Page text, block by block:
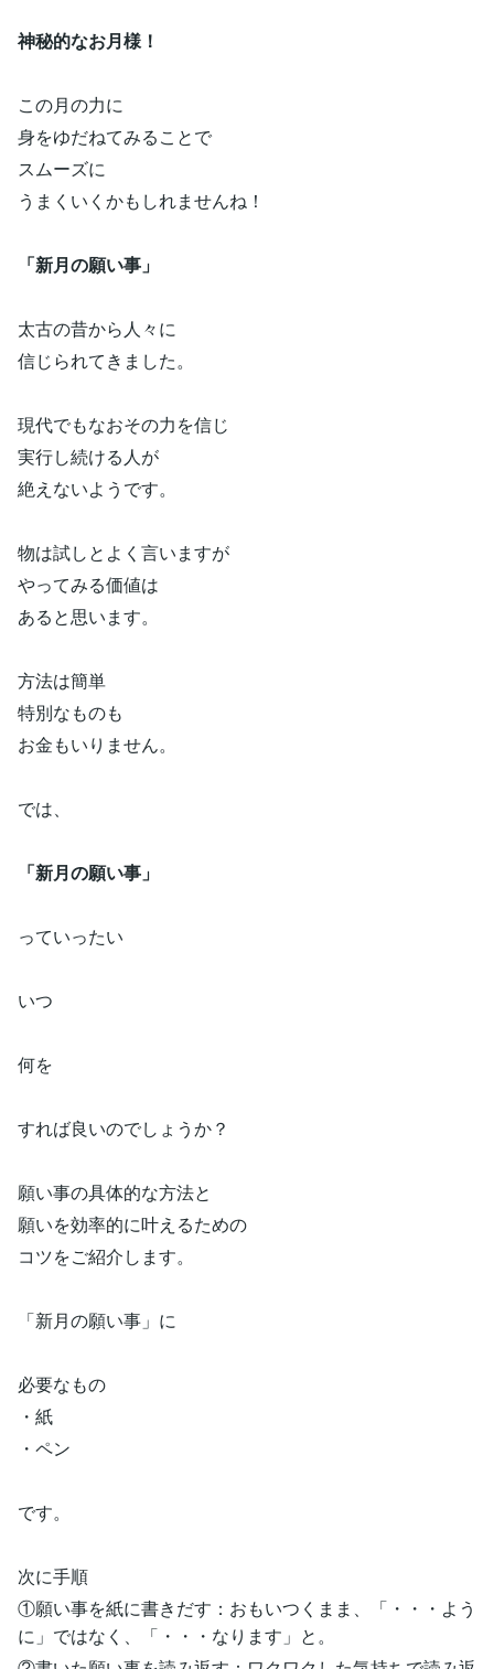
神秘的なお月様！
この月の力に
身をゆだねてみることで
スムーズに
うまくいくかもしれませんね！
「新月の願い事」
太古の昔から人々に
信じられてきました。
現代でもなおその力を信じ
実行し続ける人が
絶えないようです。
物は試しとよく言いますが
やってみる価値は
あると思います。
方法は簡単
特別なものも
お金もいりません。
では、
「新月の願い事」
っていったい
いつ
何を
すれば良いのでしょうか？
願い事の具体的な方法と
願いを効率的に叶えるための
コツをご紹介します。
「新月の願い事」に
必要なもの
・紙
・ペン
です。
次に手順
①願い事を紙に書きだす：おもいつくまま、「・・・よう
に」ではなく、「・・・なります」と。